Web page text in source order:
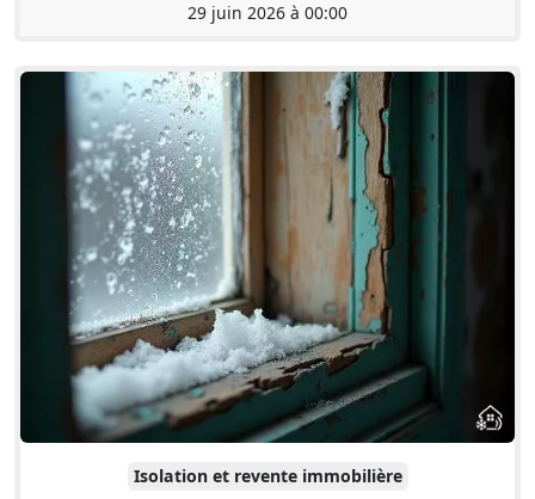
29 juin 2026 à 00:00
Isolation et revente immobilière